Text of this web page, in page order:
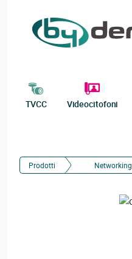
TVCC Videocitofoni
Prodotti Networking